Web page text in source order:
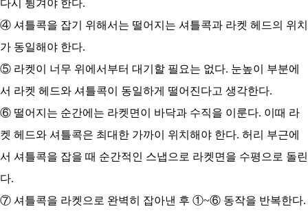
다시 튕겨야 한다.
④ 셔틀콕을 잡기 위해서는 떨어지는 셔틀콕과 라켓 헤드의 위치
가 동일해야 한다.
⑤ 라켓이 너무 위에서부터 대기할 필요는 없다. 눈높이 부분에
서 라켓 헤드와 셔틀콕이 동일하게 떨어진다고 생각한다.
⑥ 떨어지는 순간에는 라켓면이 바닥과 수직을 이룬다. 이때 라
켓 헤드와 셔틀콕은 최대한 가까이 위치해야 한다. 허리 부근에
서 셔틀콕을 잡을 때 순간적인 스냅으로 라켓면을 수평으로 돌린
다.
⑦ 셔틀콕을 라켓으로 완벽히 잡아낸 후 ①~⑥ 동작을 반복한다.